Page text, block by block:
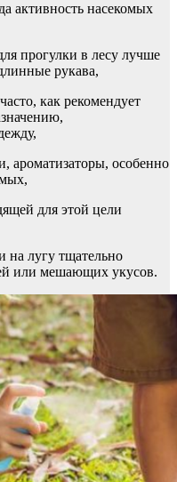
активность насекомых
прогулки в лесу лучше
рукава,
как рекомендует
ароматизаторы, особенно
для этой цели
на лугу тщательно
или мешающих укусов.